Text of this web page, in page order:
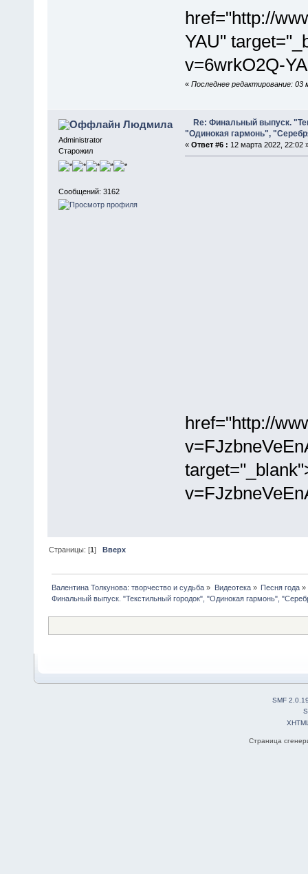
href="http://
YAU"
v=6wrkO2Q-
« Последнее редактирование: 03
Людмила
Administrator
Старожил
Сообщений: 3162
Re: Финальный выпуск.
"Одинокая гармонь",
« Ответ #6 : 12 марта 2022, 22:02
href="http://
Страницы: [1] Вверх
Валентина Толкунова: творчество и судьба » Видеотека» Песня года»
Финальный выпуск. "Текстильный городок", "Одинокая гармонь",
SMF
Страница